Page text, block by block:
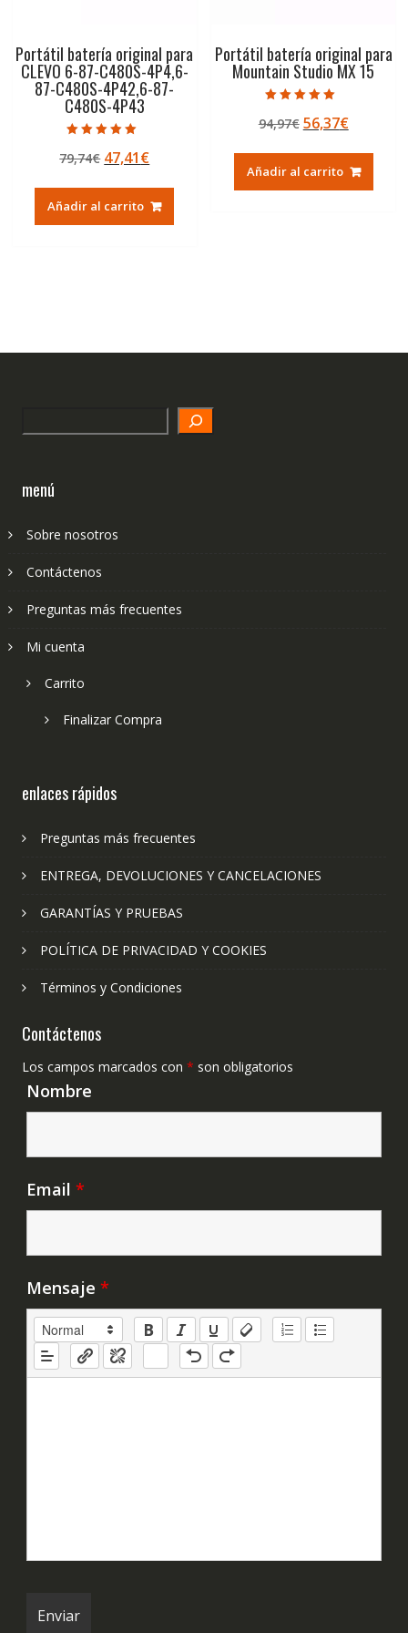
Portátil batería original para
CLEVO 6-87-C480S-4P4,6-
87-C480S-4P42,6-87-
C480S-4P43
5.00
de 5
79,74€ El
original
era:
47,41€El
actual
es:
Añadir al carrito
Portátil batería original para
Mountain Studio MX 15
5.00
de 5
94,97€ El
original
era:
56,37€El
actual
es:
Añadir al carrito
menú
Sobre nosotros
Contáctenos
Preguntas más frecuentes
Mi cuenta
Carrito
Finalizar Compra
enlaces rápidos
Preguntas más frecuentes
ENTREGA, DEVOLUCIONES Y CANCELACIONES
GARANTÍAS Y PRUEBAS
POLÍTICA DE PRIVACIDAD Y COOKIES
Términos y Condiciones
Contáctenos
Los campos marcados con * son obligatorios
Nombre
Email *
Mensaje *